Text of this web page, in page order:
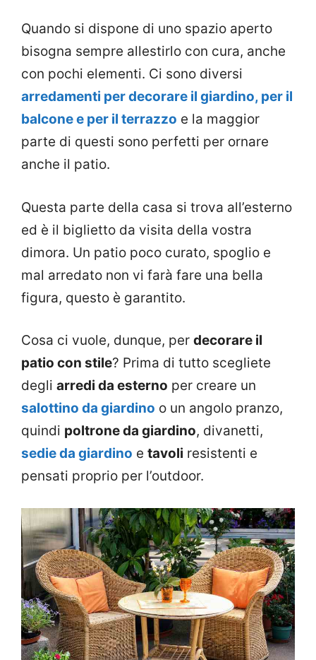
Quando si dispone di uno spazio aperto
bisogna sempre allestirlo con cura, anche
con pochi elementi. Ci sono diversi
arredamenti per decorare il giardino, per il
balcone e per il terrazzo e la maggior
parte di questi sono perfetti per ornare
anche il patio.
Questa parte della casa si trova all’esterno
ed è il biglietto da visita della vostra
dimora. Un patio poco curato, spoglio e
mal arredato non vi farà fare una bella
figura, questo è garantito.
Cosa ci vuole, dunque, per decorare il
patio con stile? Prima di tutto scegliete
degli arredi da esterno per creare un
salottino da giardino o un angolo pranzo,
quindi poltrone da giardino, divanetti,
sedie da giardino e tavoli resistenti e
pensati proprio per l’outdoor.